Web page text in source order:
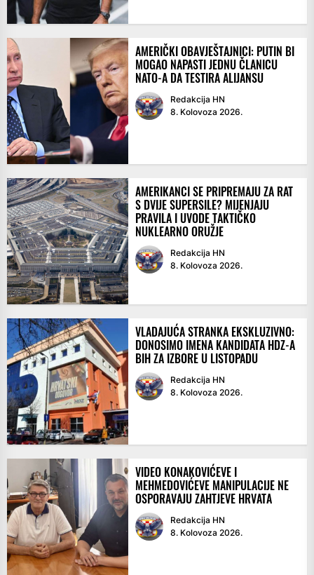
AMERIČKI OBAVJEŠTAJNICI: PUTIN BI
MOGAO NAPASTI JEDNU ČLANICU
NATO-A DA TESTIRA ALIJANSU
Redakcija HN
8. Kolovoza 2026.
AMERIKANCI SE PRIPREMAJU ZA RAT
S DVIJE SUPERSILE? MIJENJAJU
PRAVILA I UVODE TAKTIČKO
NUKLEARNO ORUŽJE
Redakcija HN
8. Kolovoza 2026.
VLADAJUĆA STRANKA EKSKLUZIVNO:
DONOSIMO IMENA KANDIDATA HDZ-A
BIH ZA IZBORE U LISTOPADU
Redakcija HN
8. Kolovoza 2026.
VIDEO KONAKOVIĆEVE I
MEHMEDOVIĆEVE MANIPULACIJE NE
OSPORAVAJU ZAHTJEVE HRVATA
Redakcija HN
8. Kolovoza 2026.